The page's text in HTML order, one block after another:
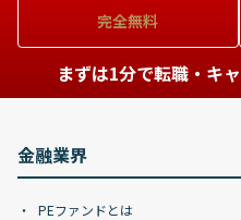
完全無料
まずは1分で転職・キ
金融業界
PEファンドとは